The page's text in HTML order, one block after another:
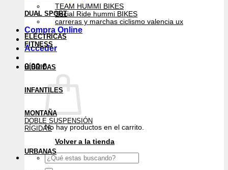
TEAM HUMMI BIKES
Social Ride hummi BIKES
carreras y marchas ciclismo valencia ux
Compra Online
Acceder
0,00€
No hay productos en el carrito.
Volver a la tienda
Buscar
por:
DUAL SPORT
ELÉCTRICAS
FITNESS
HÍBRIDAS
INFANTILES
MONTAÑA
DOBLE SUSPENSIÓN
RÍGIDAS
URBANAS